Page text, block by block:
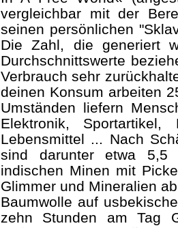
vergleichbar mit der
seinen persönlichen
Die Zahl, die generiert
Durchschnittswerte
Verbrauch sehr
deinen Konsum arbeiten
Umständen liefern
Elektronik, Sportartikel,
Lebensmittel ... Nach
sind darunter etwa 5,5
indischen Minen mit
Glimmer und Mineralien
Baumwolle auf
zehn Stunden am Tag